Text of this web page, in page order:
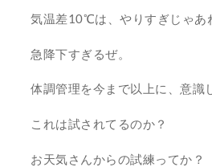
気温差10℃は、やりすぎじゃあ
急降下すぎるぜ。
体調管理を今まで以上に、意識
これは試されてるのか？
お天気さんからの試練ってか？